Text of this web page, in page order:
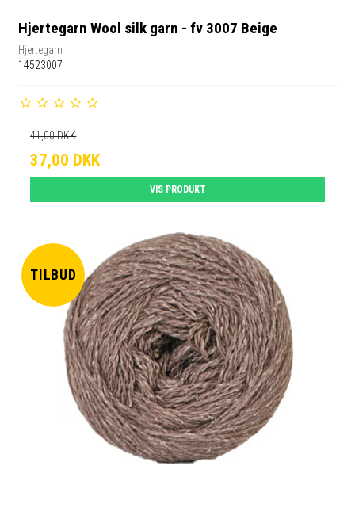
Hjertegarn Wool silk garn - fv 3007 Beige
Hjertegarn
14523007
41,00 DKK
37,00 DKK
VIS PRODUKT
TILBUD